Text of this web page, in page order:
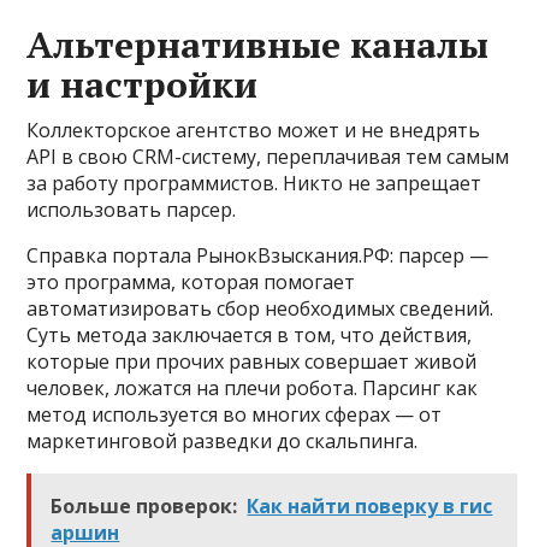
Альтернативные каналы
и настройки
Коллекторское агентство может и не внедрять
API в свою CRM-систему, переплачивая тем самым
за работу программистов. Никто не запрещает
использовать парсер.
Справка портала РынокВзыскания.РФ: парсер —
это программа, которая помогает
автоматизировать сбор необходимых сведений.
Суть метода заключается в том, что действия,
которые при прочих равных совершает живой
человек, ложатся на плечи робота. Парсинг как
метод используется во многих сферах — от
маркетинговой разведки до скальпинга.
Больше проверок: Как найти поверку в гис
аршин